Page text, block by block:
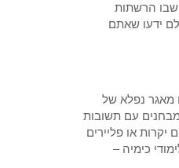
שבו הרשתות
ידעו שאתם
מאגר נפלא של
מבחנים עם תשובות
או פליירים
כימיה –